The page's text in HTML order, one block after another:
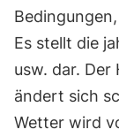
Es stellt die
usw. dar.
ändert sich
Wetter wird